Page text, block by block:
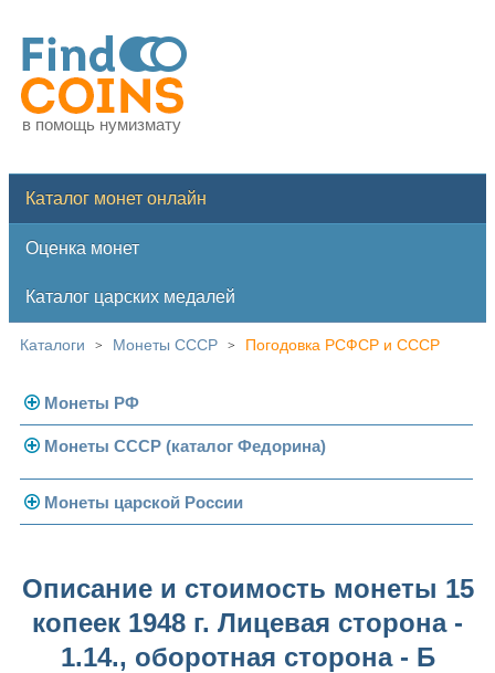
в помощь нумизмату
Каталог монет онлайн
Оценка монет
Каталог царских медалей
Каталоги > Монеты СССР > Погодовка РСФСР и СССР
Монеты РФ
Современная Россия
Монеты 1991-1993 гг.
Монеты СССР (каталог Федорина)
Погодовка СССР
Золотые червонцы
Памятные и юбилейные
Монеты царской России
Золото
Александр III (1881-1894)
Александр II (1855-1881)
Описание и стоимость монеты 15
копеек 1948 г. Лицевая сторона -
1.14., оборотная сторона - Б